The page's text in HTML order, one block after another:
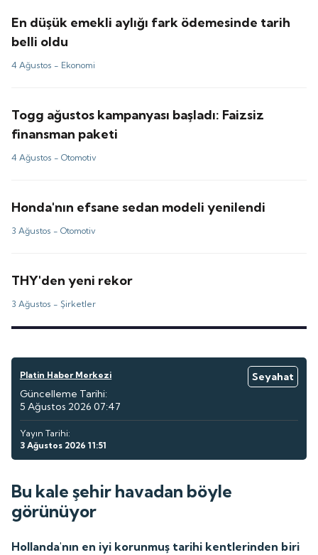
En düşük emekli aylığı fark ödemesinde tarih
belli oldu
4 Ağustos - Ekonomi
Togg ağustos kampanyası başladı: Faizsiz
finansman paketi
4 Ağustos -Otomotiv
Honda'nın efsane sedan modeli yenilendi
3 Ağustos -Otomotiv
THY'den yeni rekor
3 Ağustos -Şirketler
Platin Haber Merkezi
Seyahat
Güncelleme Tarihi:
5 Ağustos 2026 07:47
Yayın Tarihi:
3 Ağustos 2026 11:51
Bu kale şehir havadan böyle
görünüyor
Hollanda'nın en iyi korunmuş tarihi kentlerinden biri